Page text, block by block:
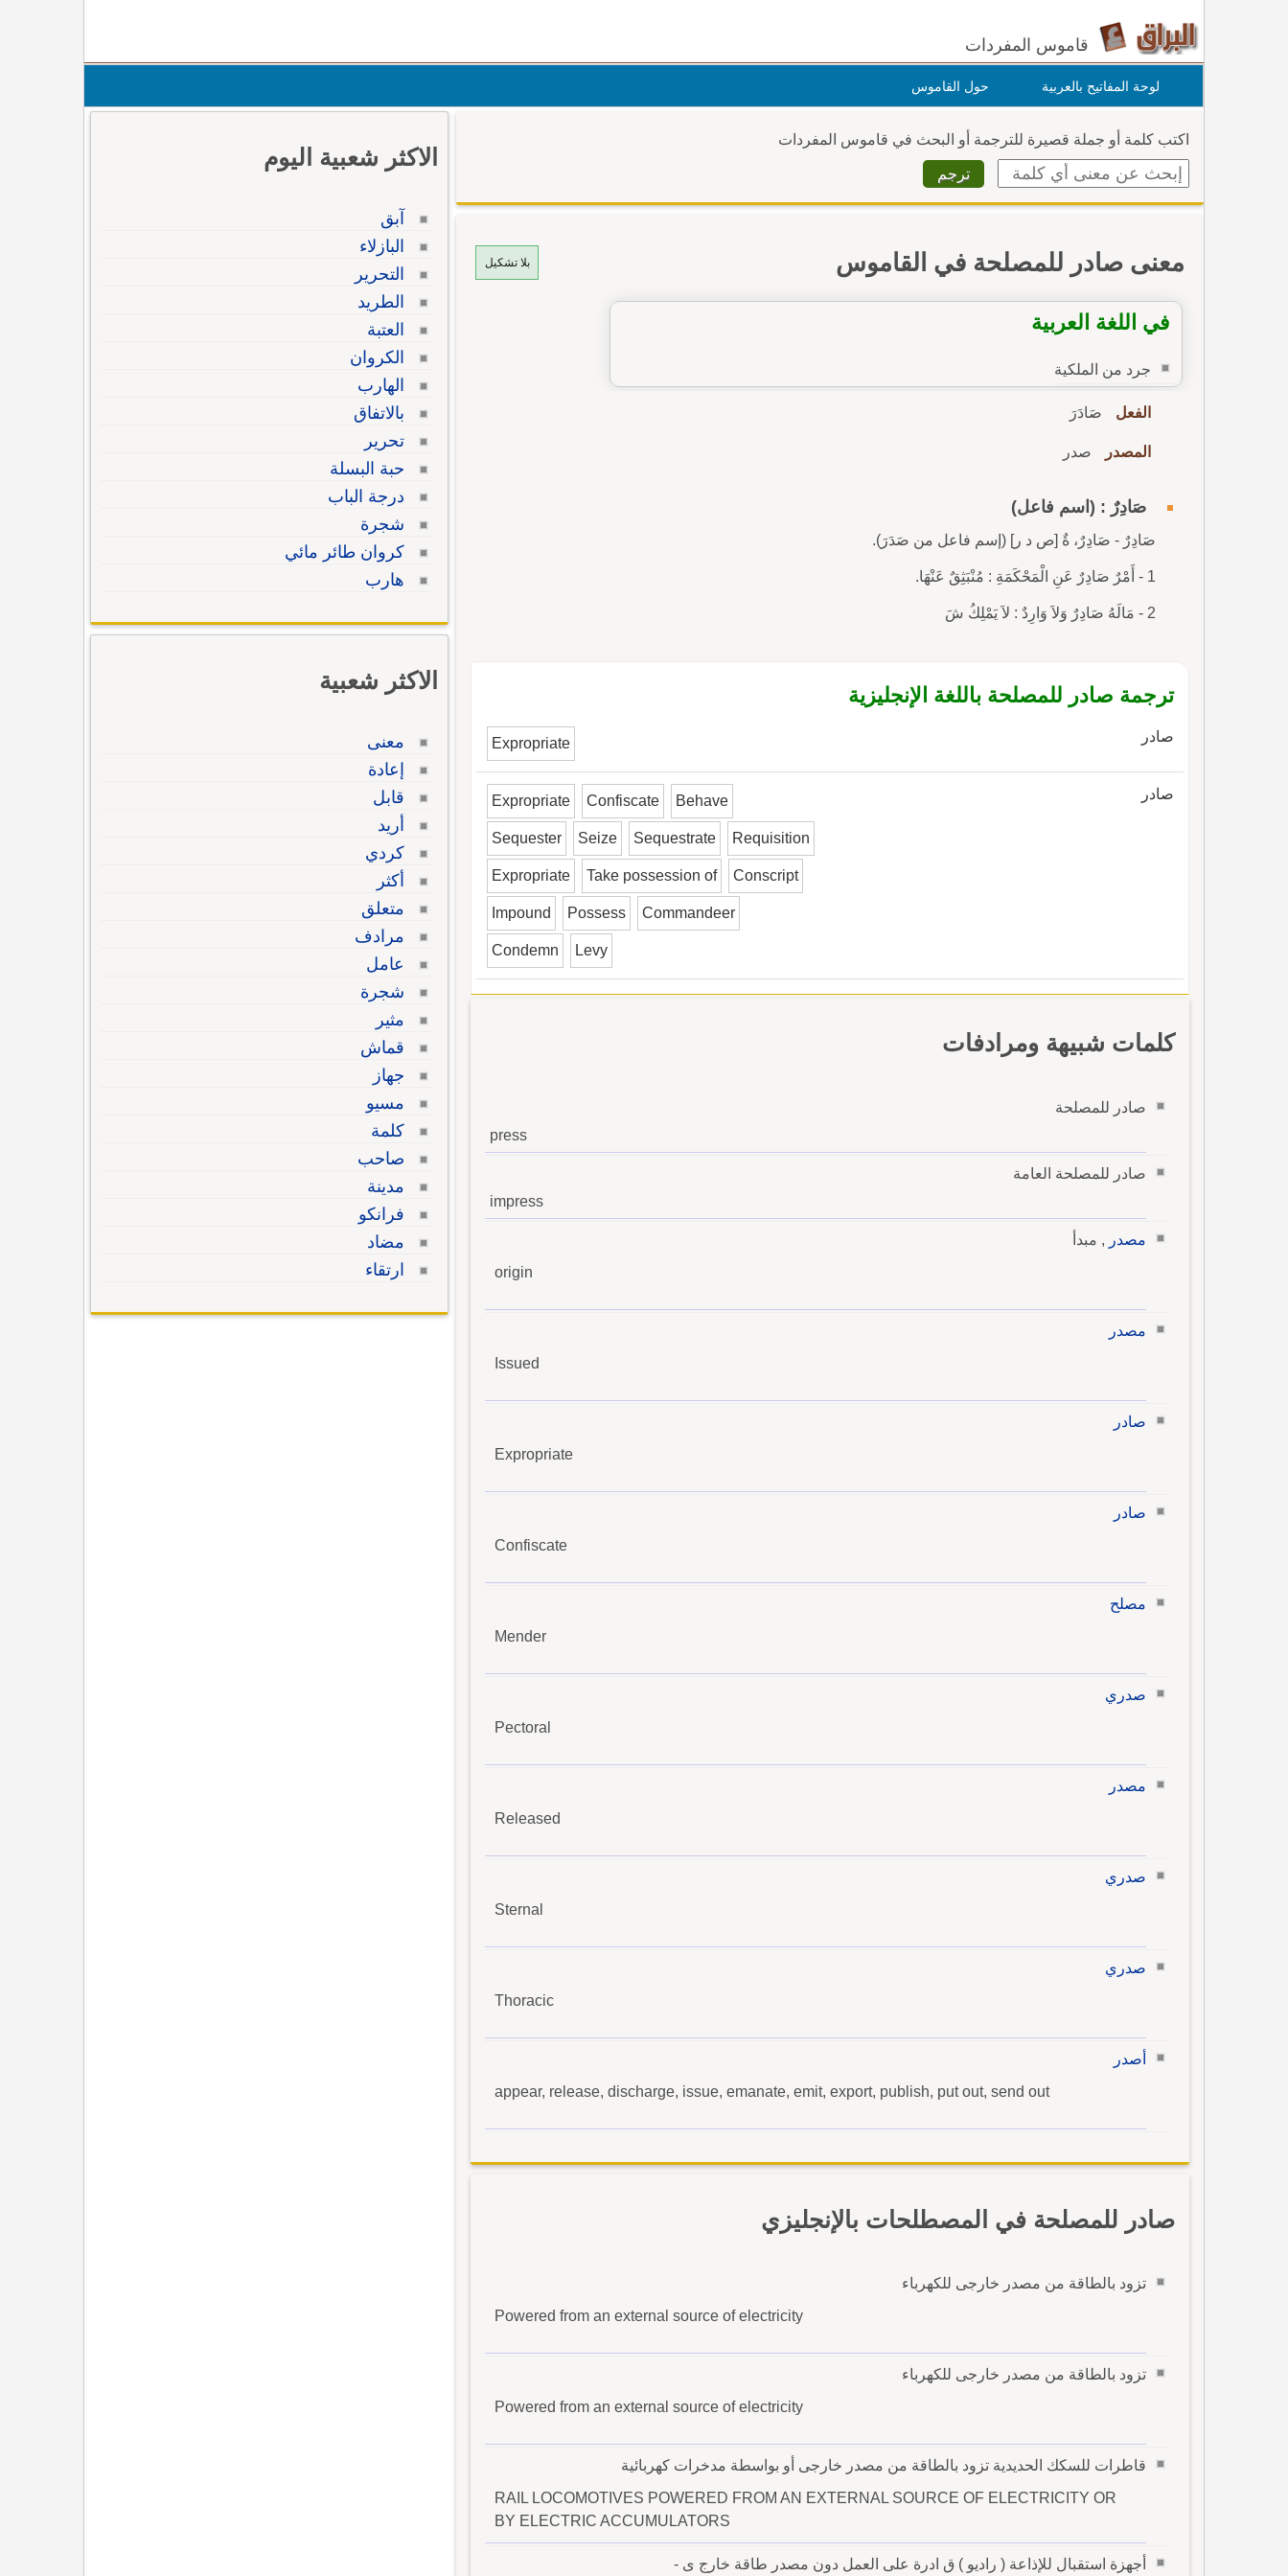
قاموس المفردات
لوحة المفاتيح بالعربية حول القاموس
اكتب كلمة أو جملة قصيرة للترجمة أو البحث في قاموس المفردات
بلا تشكيل معنى صادر للمصلحة في القاموس
في اللغة العربية
جرد من الملكية
الفعل صَادَرَ
المصدر صدر
صَادِرٌ : (اسم فاعل)
صَادِرٌ - صَادِرٌ، ةٌ [ص د ر] (إسم فاعل من صَدَرَ).
1 - أَمْرٌ صَادِرٌ عَنِ الْمَحْكَمَةِ : مُنْبَثِقٌ عَنْهَا.
2 - مَالَهُ صَادِرٌ وَلاَ وَارِدٌ : لاَ يَمْلِكُ شَ
ترجمة صادر للمصلحة باللغة الإنجليزية
صادر Expropriate
صادر Expropriate Confiscate Behave
Sequester Seize Sequestrate Requisition
Expropriate Take possession of Conscript
Impound Possess Commandeer
Condemn Levy
كلمات شبيهة ومرادفات
صادر للمصلحة
press
صادر للمصلحة العامة
impress
مصدر , مبدأ
origin
مصدر
Issued
صادر
Expropriate
صادر
Confiscate
مصلح
Mender
صدري
Pectoral
مصدر
Released
صدري
Sternal
صدري
Thoracic
أصدر
appear, release, discharge, issue, emanate, emit, export, publish, put out, send out
صادر للمصلحة في المصطلحات بالإنجليزي
تزود بالطاقة من مصدر خارجى للكهرباء
Powered from an external source of electricity
تزود بالطاقة من مصدر خارجى للكهرباء
Powered from an external source of electricity
قاطرات للسكك الحديدية تزود بالطاقة من مصدر خارجى أو بواسطة مدخرات كهربائية
RAIL LOCOMOTIVES POWERED FROM AN EXTERNAL SOURCE OF ELECTRICITY OR
BY ELECTRIC ACCUMULATORS
أجهزة استقبال للإذاعة ( راديو ) ق ادرة على العمل دون مصدر طاقة خارج ى -
الاكثر شعبية اليوم
آبق
البازلاء
التحرير
الطريد
العتبة
الكروان
الهارب
بالاتفاق
تحرير
حبة البسلة
درجة الباب
شجرة
كروان طائر مائي
هارب
الاكثر شعبية
معنى
إعادة
قابل
أريد
كردي
أكثر
متعلق
مرادف
عامل
شجرة
مثير
قماش
جهاز
مسيو
كلمة
صاحب
مدينة
فرانكو
مضاد
ارتقاء